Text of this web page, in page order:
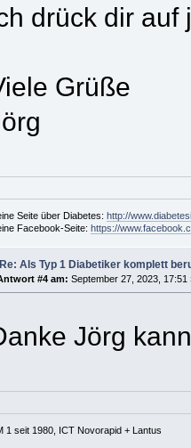
drück dir auf
Grüße
Seite über Diabetes: http://
Facebook-Seite: https://
Re: Als Typ 1 Diabetiker komplett
#4 am: September 27, 2023, 17:51
Jörg
1 seit 1980, ICT Novorapid + Lantus